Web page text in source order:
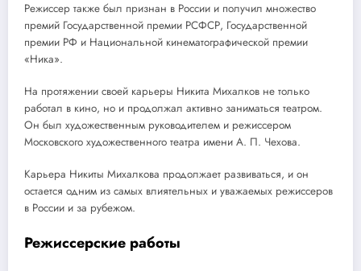
Режиссер также был признан в России и получил множество
премий Государственной премии РСФСР, Государственной
премии РФ и Национальной кинематографической премии
«Ника».
На протяжении своей карьеры Никита Михалков не только
работал в кино, но и продолжал активно заниматься театром.
Он был художественным руководителем и режиссером
Московского художественного театра имени А. П. Чехова.
Карьера Никиты Михалкова продолжает развиваться, и он
остается одним из самых влиятельных и уважаемых режиссеров
в России и за рубежом.
Режиссерские работы